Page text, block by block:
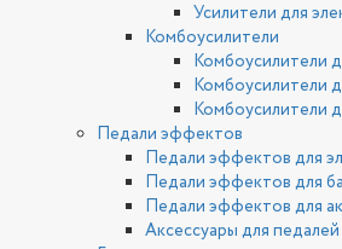
Усилители для
Комбоусилители
Комбоусилители
Комбоусилители
Комбоусилители
Педали эффектов
Педали эффектов для
Педали эффектов для
Педали эффектов для
Аксессуары для